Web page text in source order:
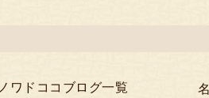
ノワドココブログ一覧